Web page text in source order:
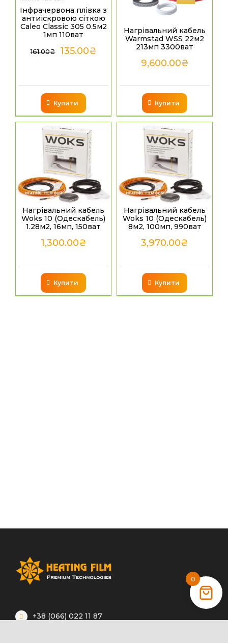
Інфрачервона плівка з
антиіскровою сіткою
Caleo Classic 305 0.5м2
1мп 110ват
161.00₴ 135.00₴
Купити
Нагрівальний кабель
Warmstad WSS 22м2
213мп 3300ват
9,600.00₴
Купити
Нагрівальний кабель
Woks 10 (Одескабель)
1.28м2, 16мп, 150ват
1,300.00₴
Купити
Нагрівальний кабель
Woks 10 (Одескабель)
8м2, 100мп, 990ват
3,970.00₴
Купити
+38 (066) 022 11 87
0